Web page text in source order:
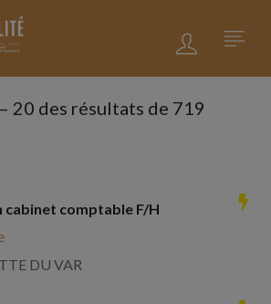
– 20 des résultats de 719
cabinet comptable F/H
DU VAR